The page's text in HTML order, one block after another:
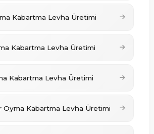
Kabartma Levha Üretimi
Kabartma Levha Üretimi
Kabartma Levha Üretimi
Oyma Kabartma Levha Üretimi